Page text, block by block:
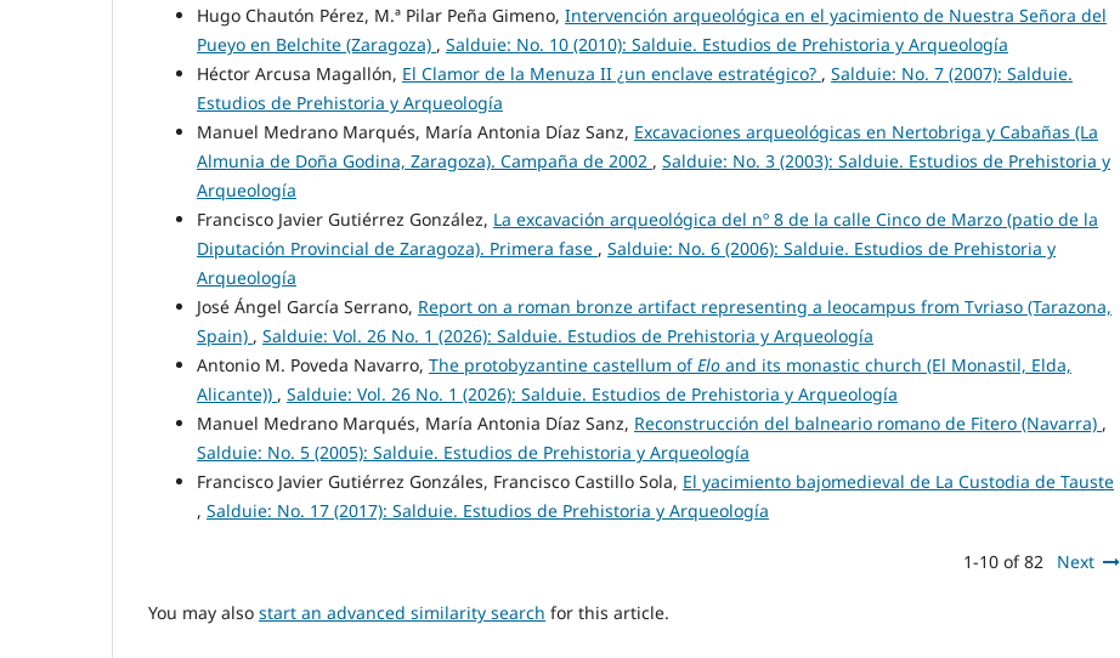
Hugo Chautón Pérez, M.ª Pilar Peña Gimeno, Intervención arqueológica en el yacimiento de Nuestra Señora del
Pueyo en Belchite (Zaragoza) , Salduie: No. 10 (2010): Salduie. Estudios de Prehistoria y Arqueología
Héctor Arcusa Magallón, El Clamor de la Menuza II ¿un enclave estratégico? , Salduie: No. 7 (2007): Salduie.
Estudios de Prehistoria y Arqueología
Manuel Medrano Marqués, María Antonia Díaz Sanz, Excavaciones arqueológicas en Nertobriga y Cabañas (La
Almunia de Doña Godina, Zaragoza). Campaña de 2002 , Salduie: No. 3 (2003): Salduie. Estudios de Prehistoria y
Arqueología
Francisco Javier Gutiérrez González, La excavación arqueológica del nº 8 de la calle Cinco de Marzo (patio de la
Diputación Provincial de Zaragoza). Primera fase , Salduie: No. 6 (2006): Salduie. Estudios de Prehistoria y
Arqueología
José Ángel García Serrano, Report on a roman bronze artifact representing a leocampus from Tvriaso (Tarazona,
Spain) , Salduie: Vol. 26 No. 1 (2026): Salduie. Estudios de Prehistoria y Arqueología
Antonio M. Poveda Navarro, The protobyzantine castellum ofElo and its monastic church (El Monastil, Elda,
Alicante)) , Salduie: Vol. 26 No. 1 (2026): Salduie. Estudios de Prehistoria y Arqueología
Manuel Medrano Marqués, María Antonia Díaz Sanz, Reconstrucción del balneario romano de Fitero (Navarra) ,
Salduie: No. 5 (2005): Salduie. Estudios de Prehistoria y Arqueología
Francisco Javier Gutiérrez Gonzáles, Francisco Castillo Sola, El yacimiento bajomedieval de La Custodia de Tauste
, Salduie: No. 17 (2017): Salduie. Estudios de Prehistoria y Arqueología
1-10 of 82 Next
You may also start an advanced similarity search for this article.